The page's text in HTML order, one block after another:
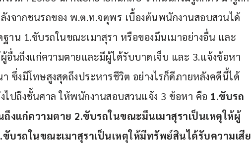
งจากชนรถของ พ.ต.ท.จตุพร เบื้องต้นพนักงานสอบสวนได้
าน 1.ขับรถในขณะเมาสุรา หรือของมึนเมาอย่างอื่น และ
อื่นถึงแก่ความตายและมีผู้ได้รับบาดเจ็บ และ 3.แจ้งข้อหา
ซึ่งมีโทษสูงสุดถึงประหารชีวิต อย่างไรก็ดีภายหลังคดีนี้ได้
ไปถึงชั้นศาล ให้พนักงานสอบสวนแจ้ง 3 ข้อหา คือ 1.ขับรถ
งแก่ความตาย 2.ขับรถในขณะมึนเมาสุราเป็นเหตุให้ผู้
ขับรถในขณะเมาสุราเป็นเหตุให้มีทรัพย์สินได้รับความเสีย